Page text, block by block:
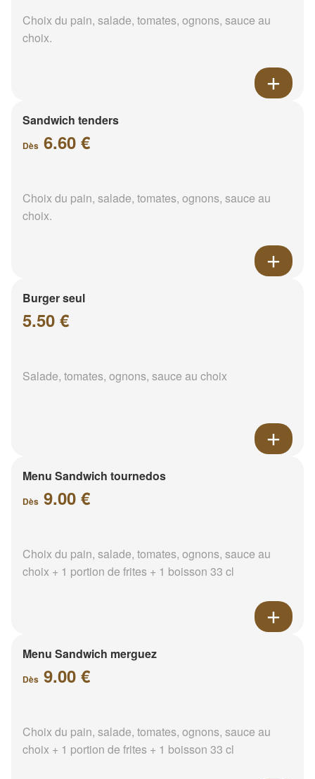
Choix du pain, salade, tomates, ognons, sauce au
choix.
Sandwich tenders
Dès 6.60 €
Choix du pain, salade, tomates, ognons, sauce au
choix.
Burger seul
5.50 €
Salade, tomates, ognons, sauce au choix
Menu Sandwich tournedos
Dès 9.00 €
Choix du pain, salade, tomates, ognons, sauce au
choix + 1 portion de frites + 1 boisson 33 cl
Menu Sandwich merguez
Dès 9.00 €
Choix du pain, salade, tomates, ognons, sauce au
choix + 1 portion de frites + 1 boisson 33 cl